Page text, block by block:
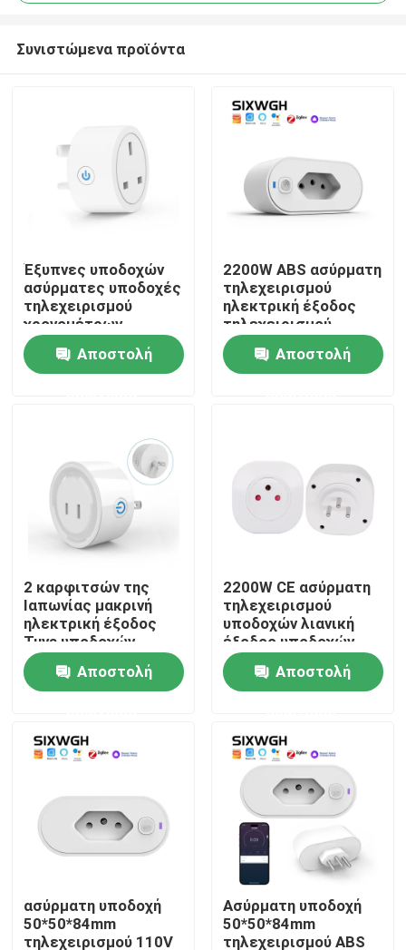
Προϊόντα
Περίπου εμείς
Γύρος εργοστασίων
Ποιοτικός έλεγχος
Έξυπνος διακόπτης Homekit
Έξυπνος διακόπτης Zigbee
Συνιστώμενα προϊόντα
Έξυπνες υποδοχών
ασύρματες υποδοχές
τηλεχειρισμού
χρονομέτρων
οργάνων ελέγχου
δύναμης
τηλεχειρισμού
Αποστολή
2200W ABS ασύρματη
τηλεχειρισμού
ηλεκτρική έξοδος
τηλεχειρισμού
υποδοχών άσπρη
Αποστολή
2 καρφιτσών της
Ιαπωνίας μακρινή
ηλεκτρική έξοδος
Tuya υποδοχών
βουλωμάτων WIFI
έξυπνη Αποστολή
2200W CE ασύρματη
τηλεχειρισμού
υποδοχών λιανική
έξοδος υποδοχών
κιβωτίων ασύρματη
Αποστολή
ασύρματη υποδοχή
50*50*84mm
τηλεχειρισμού 110V
Ασύρματη υποδοχή
50*50*84mm
τηλεχειρισμού ABS